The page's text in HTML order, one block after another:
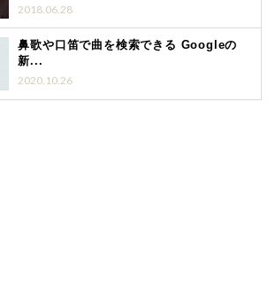
2018.06.28
鼻歌や口笛で曲を検索できる Googleの
新...
2020.10.26